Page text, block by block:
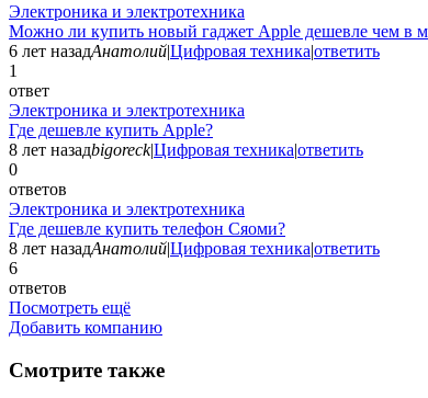
Электроника и электротехника
Можно ли купить новый гаджет Apple дешевле чем в
6 лет назадАнатолий|Цифровая техника|ответить
1
ответ
Электроника и электротехника
Где дешевле купить Apple?
8 лет назадbigoreck|Цифровая техника|ответить
0
ответов
Электроника и электротехника
Где дешевле купить телефон Сяоми?
8 лет назадАнатолий|Цифровая техника|ответить
6
ответов
Посмотреть ещё
Добавить компанию
Смотрите также